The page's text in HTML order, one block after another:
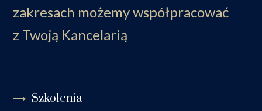
zakresach możemy współpracować
z Twoją Kancelarią
Szkolenia